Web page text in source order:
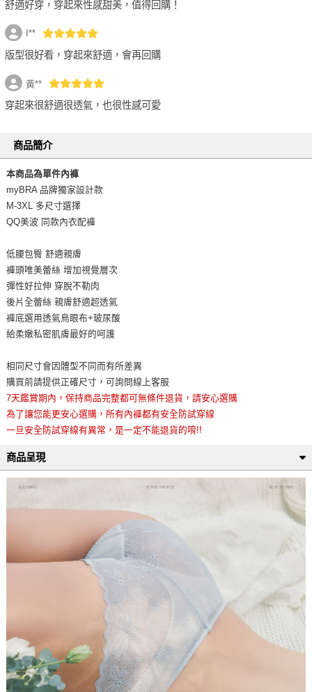
舒適好穿，穿起來性感甜美，值得回購！
I**
版型很好看，穿起來舒適，會再回購
黃**
穿起來很舒適很透氣，也很性感可愛
商品簡介
本商品為單件內褲
myBRA 品牌獨家設計款
M-3XL 多尺寸選擇
QQ美波 同款內衣配褲
低腰包臀 舒適親膚
褲頭唯美蕾絲 增加視覺層次
彈性好拉伸 穿脫不勒肉
後片全蕾絲 親膚舒適超透氣
褲底選用透氣鳥眼布+玻尿酸
給柔嫩私密肌膚最好的呵護
相同尺寸會因體型不同而有所差異
購買前請提供正確尺寸，可詢問線上客服
7天鑑賞期內，保持商品完整都可無條件退貨，請安心選購
為了讓您能更安心選購，所有內褲都有安全防試穿線
一旦安全防試穿線有異常，是一定不能退貨的唷!!
商品呈現